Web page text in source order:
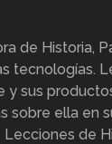
de Historia,
tecnologías.
y sus
sobre ella en
de